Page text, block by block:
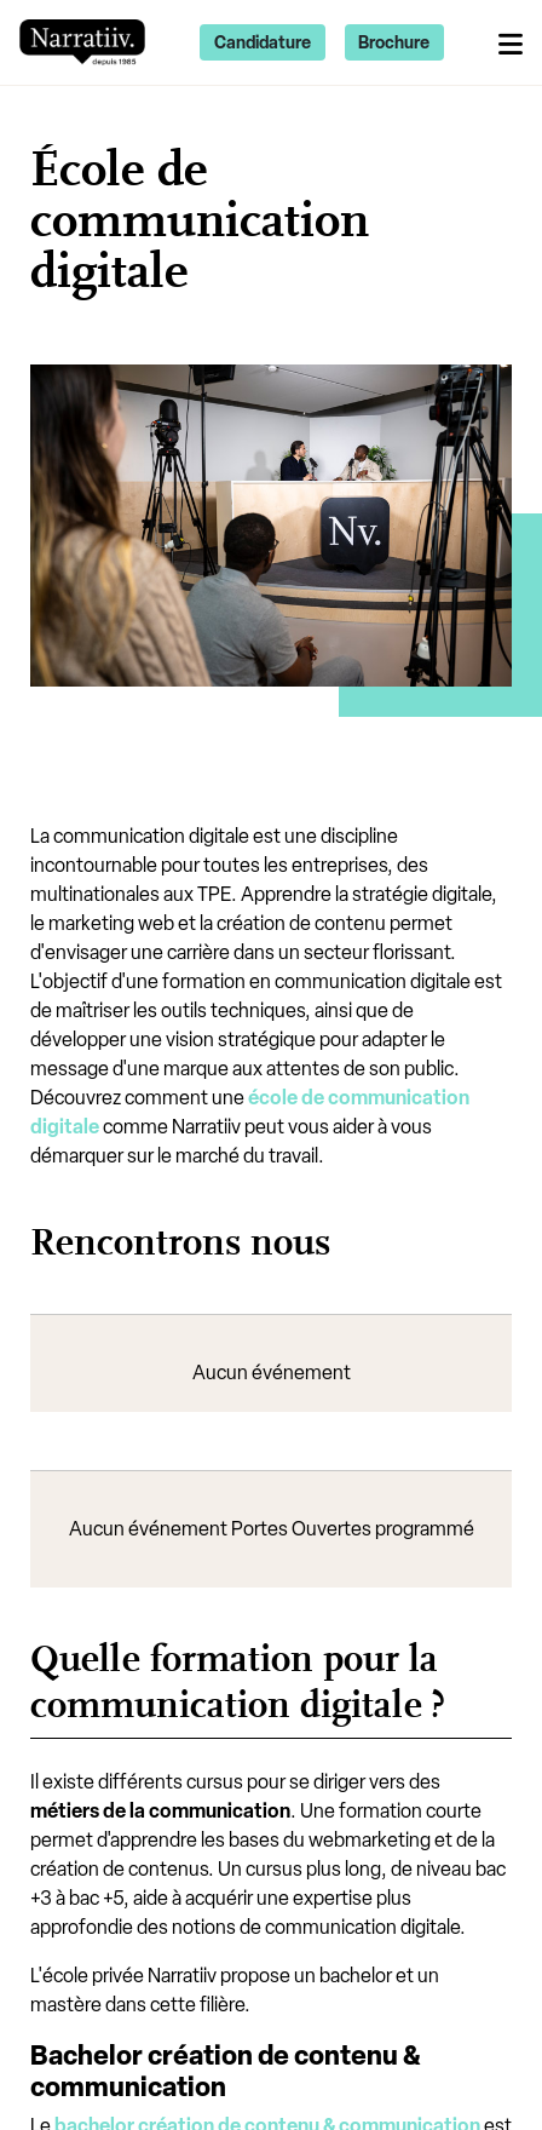
École de
communication
digitale
La communication digitale est une discipline
incontournable pour toutes les entreprises, des
multinationales aux TPE. Apprendre la stratégie digitale,
le marketing web et la création de contenu permet
d'envisager une carrière dans un secteur florissant.
L'objectif d'une formation en communication digitale est
de maîtriser les outils techniques, ainsi que de
développer une vision stratégique pour adapter le
message d'une marque aux attentes de son public.
Découvrez comment uneécole de communication
digitalecomme Narratiiv peut vous aider à vous
démarquer sur le marché du travail.
Rencontrons nous
Aucun événement
Aucun événement Portes Ouvertes programmé
Quelle formation pour la
communication digitale ?
Il existe différents cursus pour se diriger vers des
métiers de la communication. Une formation courte
permet d'apprendre les bases du webmarketing et de la
création de contenus. Un cursus plus long, de niveau bac
+3 à bac +5, aide à acquérir une expertise plus
approfondie des notions de communication digitale.
L'école privée Narratiiv propose un bachelor et un
mastère dans cette filière.
Bachelor création de contenu &
communication
Candidature Brochure